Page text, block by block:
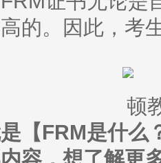
的。因此，考
FRM是什么